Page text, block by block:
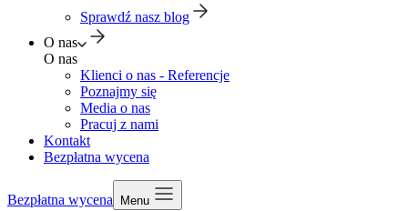
Sprawdź nasz blog
O nas
O nas
Klienci o nas - Referencje
Poznajmy się
Media o nas
Pracuj z nami
Kontakt
Bezpłatna wycena
Bezpłatna wycena Menu